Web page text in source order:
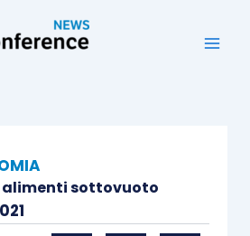
alimenti sottovuoto